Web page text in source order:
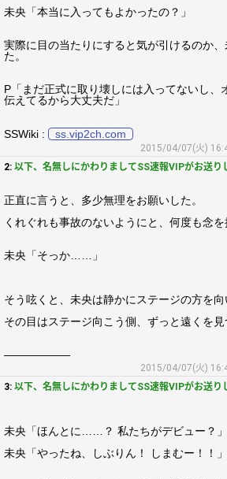
未央「本当に入ってもよかったの？」
実際に目の当たりにすると気が引けるのか
た。
P「まだ正式に取り壊しには入ってないし、
伝えてるから大丈夫だ」
SSWiki : ss.vip2ch.com
2015/04/07(火)
2: 以下、名無しにかわりましてSS速報VIPがお送り
正直に言うと、多少無理をお願いした。
くれぐれも事故のないようにと、何度も念を
未央「そっか……」
そう呟くと、未央は静かにステージの方を向
その目はステージ向こう側、ずっと遠くを見
――――――
2015/04/07(火)
3: 以下、名無しにかわりましてSS速報VIPがお送り
未央「ほんとに……？ 私たちがデビュー？」
未央「やったね、しぶりん！ しまむー！！」